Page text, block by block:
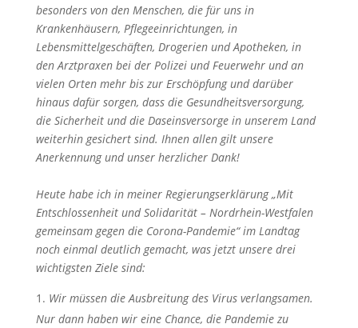
besonders von den Menschen, die für uns in
Krankenhäusern, Pflegeeinrichtungen, in
Lebensmittelgeschäften, Drogerien und Apotheken, in
den Arztpraxen bei der Polizei und Feuerwehr und an
vielen Orten mehr bis zur Erschöpfung und darüber
hinaus dafür sorgen, dass die Gesundheitsversorgung,
die Sicherheit und die Daseinsversorge in unserem Land
weiterhin gesichert sind. Ihnen allen gilt unsere
Anerkennung und unser herzlicher Dank!
Heute habe ich in meiner Regierungserklärung „Mit
Entschlossenheit und Solidarität – Nordrhein-Westfalen
gemeinsam gegen die Corona-Pandemie“ im Landtag
noch einmal deutlich gemacht, was jetzt unsere drei
wichtigsten Ziele sind:
Wir müssen die Ausbreitung des Virus verlangsamen.
Nur dann haben wir eine Chance, die Pandemie zu